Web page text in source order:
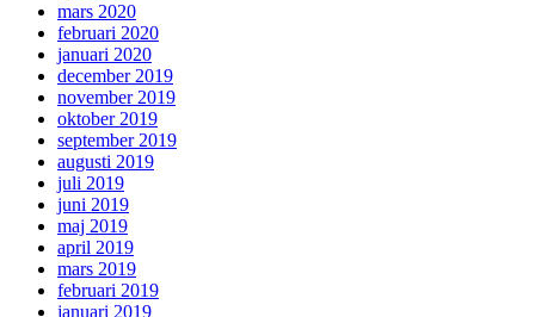
mars 2020
februari 2020
januari 2020
december 2019
november 2019
oktober 2019
september 2019
augusti 2019
juli 2019
juni 2019
maj 2019
april 2019
mars 2019
februari 2019
januari 2019